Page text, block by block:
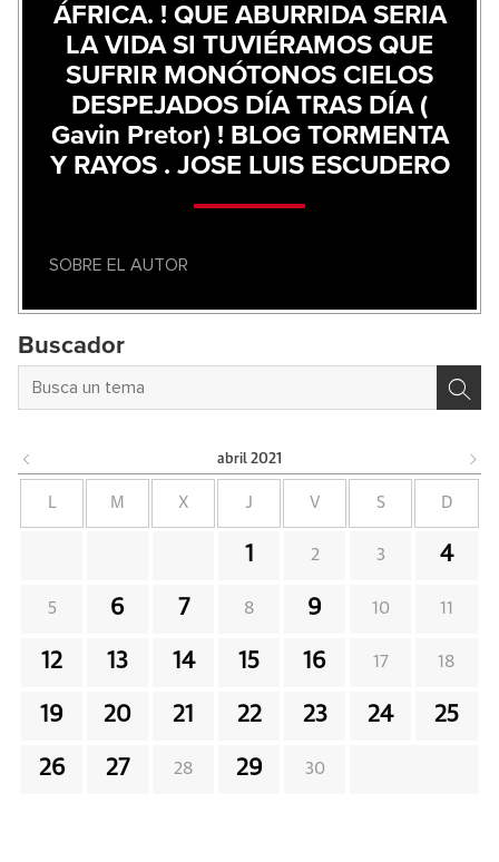
ÁFRICA. ! QUE ABURRIDA SERIA
LA VIDA SI TUVIÉRAMOS QUE
SUFRIR MONÓTONOS CIELOS
DESPEJADOS DÍA TRAS DÍA (
Gavin Pretor) ! BLOG TORMENTA
Y RAYOS . JOSE LUIS ESCUDERO
SOBRE EL AUTOR
Buscador
abril 2021
M X J V S D
1 2 3 4
5 6 7 8 9 10 11
12 13 14 15 16 17 18
19 20 21 22 23 24 25
26 27 28 29 30